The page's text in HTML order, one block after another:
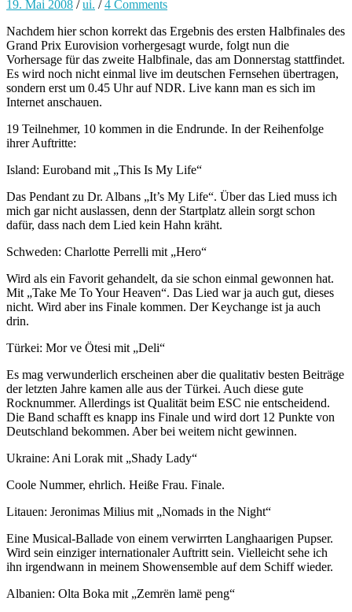
19. Mai 2008 /ui. /4 Comments
Nachdem hier schon korrekt das Ergebnis des ersten Halbfinales des
Grand Prix Eurovision vorhergesagt wurde, folgt nun die
Vorhersage für das zweite Halbfinale, das am Donnerstag stattfindet.
Es wird noch nicht einmal live im deutschen Fernsehen übertragen,
sondern erst um 0.45 Uhr auf NDR. Live kann man es sich im
Internet anschauen.
19 Teilnehmer, 10 kommen in die Endrunde. In der Reihenfolge
ihrer Auftritte:
Island: Euroband mit „This Is My Life“
Das Pendant zu Dr. Albans „It’s My Life“. Über das Lied muss ich
mich gar nicht auslassen, denn der Startplatz allein sorgt schon
dafür, dass nach dem Lied kein Hahn kräht.
Schweden: Charlotte Perrelli mit „Hero“
Wird als ein Favorit gehandelt, da sie schon einmal gewonnen hat.
Mit „Take Me To Your Heaven“. Das Lied war ja auch gut, dieses
nicht. Wird aber ins Finale kommen. Der Keychange ist ja auch
drin.
Türkei: Mor ve Ötesi mit „Deli“
Es mag verwunderlich erscheinen aber die qualitativ besten Beiträge
der letzten Jahre kamen alle aus der Türkei. Auch diese gute
Rocknummer. Allerdings ist Qualität beim ESC nie entscheidend.
Die Band schafft es knapp ins Finale und wird dort 12 Punkte von
Deutschland bekommen. Aber bei weitem nicht gewinnen.
Ukraine: Ani Lorak mit „Shady Lady“
Coole Nummer, ehrlich. Heiße Frau. Finale.
Litauen: Jeronimas Milius mit „Nomads in the Night“
Eine Musical-Ballade von einem verwirrten Langhaarigen Pupser.
Wird sein einziger internationaler Auftritt sein. Vielleicht sehe ich
ihn irgendwann in meinem Showensemble auf dem Schiff wieder.
Albanien: Olta Boka mit „Zemrën lamë peng“